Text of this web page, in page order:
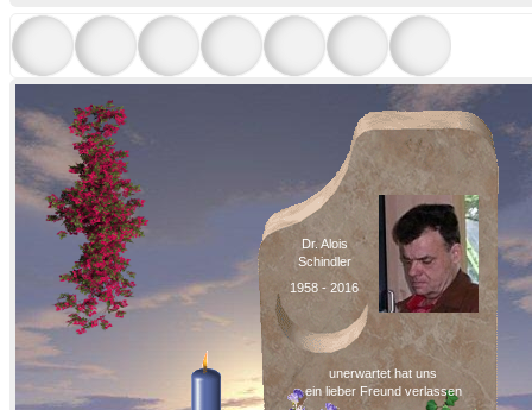
1958 - 2016
unerwartet hat uns
ein lieber Freund verlassen
Dr. Alois
Schindler